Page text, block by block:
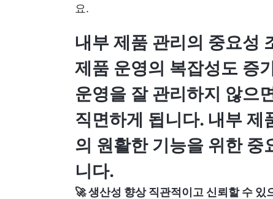
요.
내부 제품 관리의 중요성
제품 운영의 복잡성도 증
운영을 잘 관리하지 않으
직면하게 됩니다. 내부 제
의 원활한 기능을 위한 중
니다.
🚀 생산성 향상 직관적이고 신뢰할 수 있